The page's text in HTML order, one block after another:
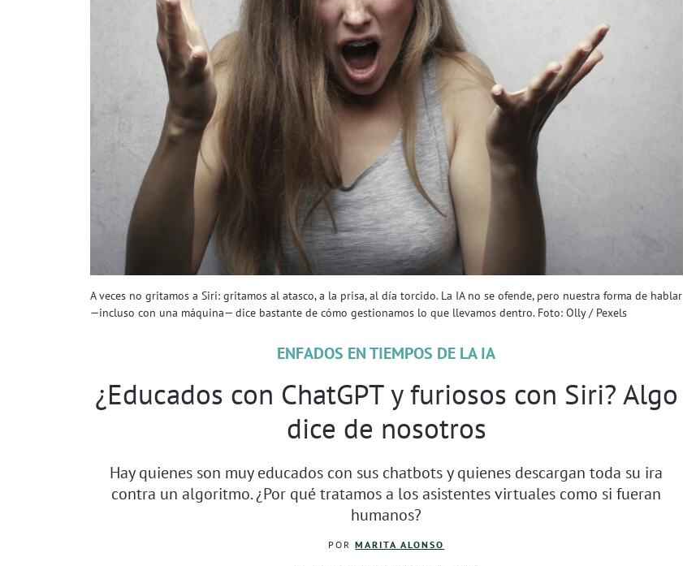
A veces no gritamos a Siri: gritamos al atasco, a la prisa, al día torcido. La IA no se ofende, pero nuestra forma de hablar
—incluso con una máquina— dice bastante de cómo gestionamos lo que llevamos dentro. Foto: Olly / Pexels
ENFADOS EN TIEMPOS DE LA IA
¿Educados con ChatGPT y furiosos con Siri? Algo
dice de nosotros
Hay quienes son muy educados con sus chatbots y quienes descargan toda su ira
contra un algoritmo. ¿Por qué tratamos a los asistentes virtuales como si fueran
humanos?
PORMARITA ALONSO